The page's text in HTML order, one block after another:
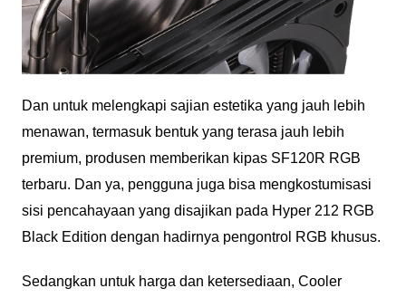
Dan untuk melengkapi sajian estetika yang jauh lebih
menawan, termasuk bentuk yang terasa jauh lebih
premium, produsen memberikan kipas SF120R RGB
terbaru. Dan ya, pengguna juga bisa mengkostumisasi
sisi pencahayaan yang disajikan pada Hyper 212 RGB
Black Edition dengan hadirnya pengontrol RGB khusus.
Sedangkan untuk harga dan ketersediaan, Cooler